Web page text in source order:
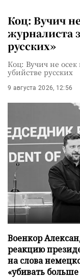
Коц: Вучич
журналиста
русских»
Коц: Вучич не осек
убийстве русских
9 августа 2026, 12:56
Военкор
реакцию
на слова
«убивать больше